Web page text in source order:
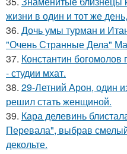
жизни в один и тот же
36. Дочь умы турман и
"Очень Странные Дела"
37. Константин богомолов
- студии мхат.
38. 29-Летний Арон, один
решил стать женщиной.
39. Кара делевинь
Перевала", выбрав
декольте.